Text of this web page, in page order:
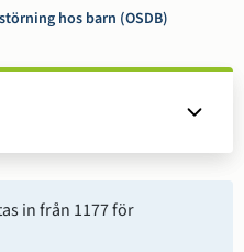
hos barn (OSDB)
in från 1177 för